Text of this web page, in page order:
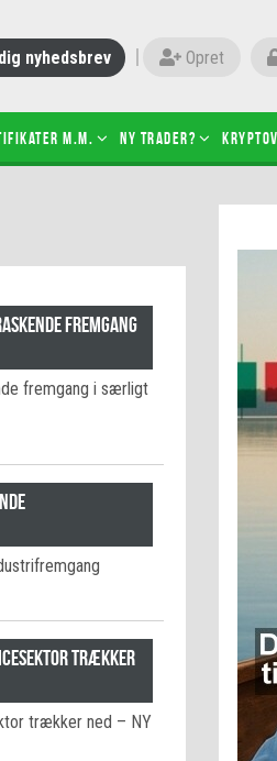
nyhedsbrev Opret
m.m. Ny trader?
Det betyder de nye ESMA-regler
Shortselling
fremgang
fremgang i særligt
trækker
trækker ned – NY